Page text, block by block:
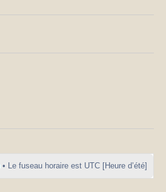
• Le fuseau horaire est UTC [Heure d’été]